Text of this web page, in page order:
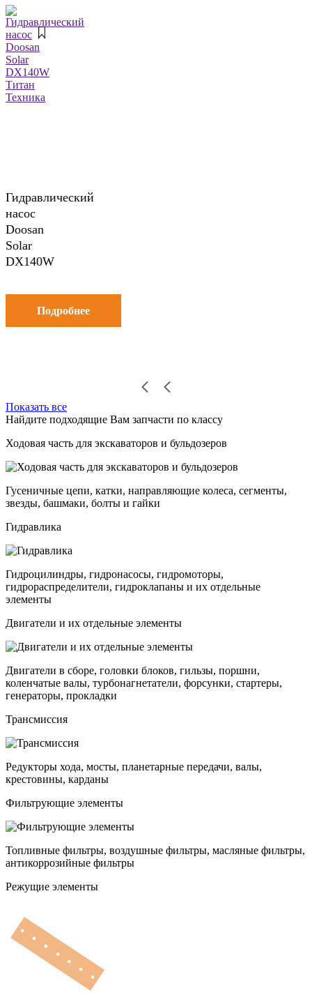
Гидравлический
насос
Doosan
Solar
DX140W
Подробнее
Показать все
Найдите подходящие Вам запчасти по классу
Ходовая часть для экскаваторов и бульдозеров
Гусеничные цепи, катки, направляющие колеса, сегменты,
звезды, башмаки, болты и гайки
Гидравлика
Гидроцилиндры, гидронасосы, гидромоторы,
гидрораспределители, гидроклапаны и их отдельные
элементы
Двигатели и их отдельные элементы
Двигатели в сборе, головки блоков, гильзы, поршни,
коленчатые валы, турбонагнетатели, форсунки, стартеры,
генераторы, прокладки
Трансмиссия
Редукторы хода, мосты, планетарные передачи, валы,
крестовины, карданы
Фильтрующие элементы
Топливные фильтры, воздушные фильтры, масляные фильтры,
антикоррозийные фильтры
Режущие элементы